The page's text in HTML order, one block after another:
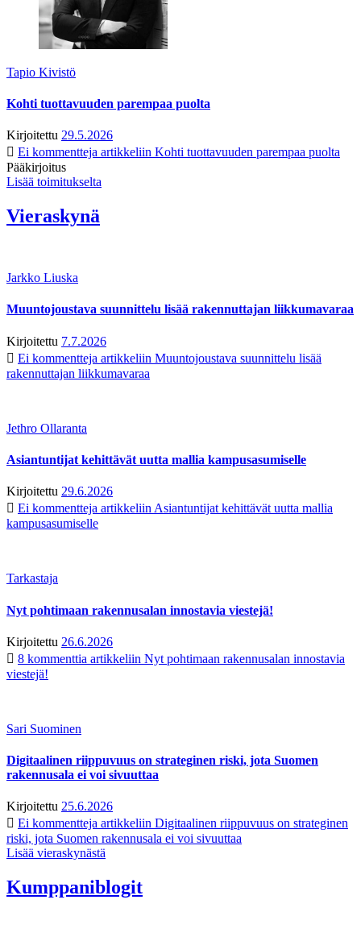
Tapio Kivistö
Kohti tuottavuuden parempaa puolta
Kirjoitettu 29.5.2026
Ei kommentteja artikkeliin Kohti tuottavuuden parempaa puolta
Pääkirjoitus
Lisää toimitukselta
Vieraskynä
Jarkko Liuska
Muuntojoustava suunnittelu lisää rakennuttajan liikkumavaraa
Kirjoitettu 7.7.2026
Ei kommentteja artikkeliin Muuntojoustava suunnittelu lisää
rakennuttajan liikkumavaraa
Jethro Ollaranta
Asiantuntijat kehittävät uutta mallia kampusasumiselle
Kirjoitettu 29.6.2026
Ei kommentteja artikkeliin Asiantuntijat kehittävät uutta mallia
kampusasumiselle
Tarkastaja
Nyt pohtimaan rakennusalan innostavia viestejä!
Kirjoitettu 26.6.2026
8 kommenttia artikkeliin Nyt pohtimaan rakennusalan innostavia
viestejä!
Sari Suominen
Digitaalinen riippuvuus on strateginen riski, jota Suomen
rakennusala ei voi sivuuttaa
Kirjoitettu 25.6.2026
Ei kommentteja artikkeliin Digitaalinen riippuvuus on strateginen
riski, jota Suomen rakennusala ei voi sivuuttaa
Lisää vieraskynästä
Kumppaniblogit